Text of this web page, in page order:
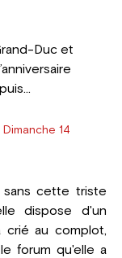
Duc et
Dimanche 14
sans cette triste
dispose d'un
crié au complot,
forum qu'elle a